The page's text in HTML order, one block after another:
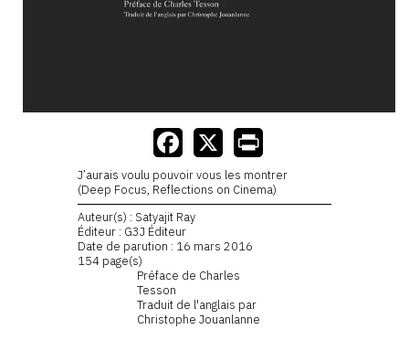
J’aurais voulu pouvoir vous les montrer
(Deep Focus, Reflections on Cinema)
Auteur(s) : Satyajit Ray
Éditeur : G3J Éditeur
Date de parution : 16 mars 2016
154 page(s)
Préface de Charles
Tesson
Traduit de l'anglais par
Christophe Jouanlanne